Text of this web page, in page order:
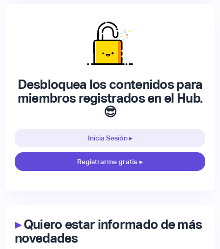
Desbloquea los contenidos para
miembros registrados en el Hub.
😎
Inicia Sesión ▸
Registrarme gratis ▸
▸Quiero estar informado de más
novedades